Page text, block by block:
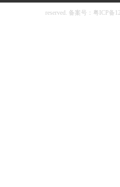
reserved. 备案号：粤ICP备